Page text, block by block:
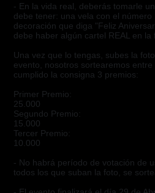
- En la vida real, deberás tomarle
debe tener: una vela con el número
decoración que diga "Feliz
debe haber algún cartel REAL en la
Una vez que lo tengas, subes la
evento, nosotros sortearemos
cumplido la consigna 3 premios:
Primer Premio:
25.000
Segundo Premio:
15.000
Tercer Premio:
10.000
- No habrá período de votación de
todos los que suban la foto, se